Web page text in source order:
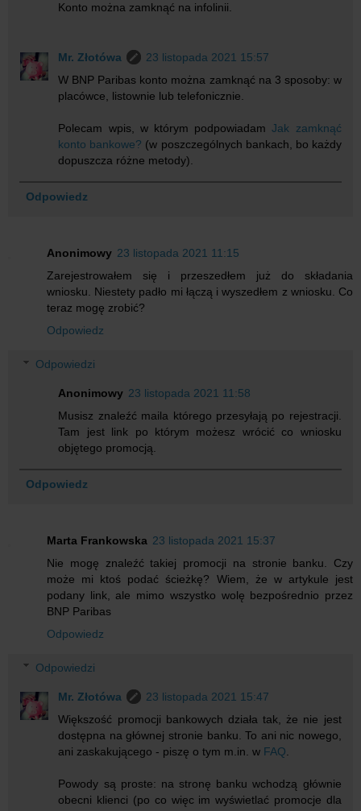
Konto można zamknąć na infolinii.
Mr. Złotówa
23 listopada 2021 15:57
W BNP Paribas konto można zamknąć na 3 sposoby: w
placówce, listownie lub telefonicznie.
Polecam wpis, w którym podpowiadamJak zamknąć
konto bankowe? (w poszczególnych bankach, bo każdy
dopuszcza różne metody).
Odpowiedz
Anonimowy 23 listopada 2021 11:15
Zarejestrowałem się i przeszedłem już do składania
wniosku. Niestety padło mi łączą i wyszedłem z wniosku. Co
teraz mogę zrobić?
Odpowiedz
Odpowiedzi
Anonimowy 23 listopada 2021 11:58
Musisz znaleźć maila którego przesyłają po rejestracji.
Tam jest link po którym możesz wrócić co wniosku
objętego promocją.
Odpowiedz
Marta Frankowska 23 listopada 2021 15:37
Nie mogę znaleźć takiej promocji na stronie banku. Czy
może mi ktoś podać ścieżkę? Wiem, że w artykule jest
podany link, ale mimo wszystko wolę bezpośrednio przez
BNP Paribas
Odpowiedz
Odpowiedzi
Mr. Złotówa
23 listopada 2021 15:47
Większość promocji bankowych działa tak, że nie jest
dostępna na głównej stronie banku. To ani nic nowego,
ani zaskakującego - piszę o tym m.in. w FAQ
Powody są proste: na stronę banku wchodzą głównie
obecni klienci (po co więc im wyświetlać promocje dla